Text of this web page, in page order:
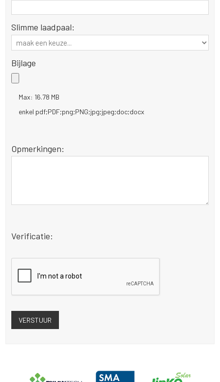
Slimme laadpaal:
Bijlage
Max: 16.78 MB
enkel pdf;PDF;png;PNG;jpg;jpeg;doc;docx
Opmerkingen:
Verificatie: